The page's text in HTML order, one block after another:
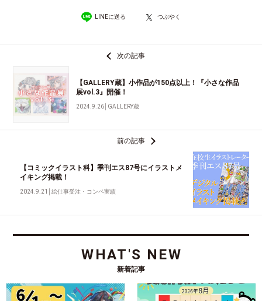
LINEに送る つぶやく
次の記事
【GALLERY蔵】小作品が150点以上！『小さな作品
展vol.3』開催！
2024.9.26 GALLERY蔵
前の記事
【コミックイラスト科】季刊エス87号にイラストメ
イキング掲載！
2024.9.21 │絵仕事受注・コンペ実績
WHAT'S NEW
新着記事